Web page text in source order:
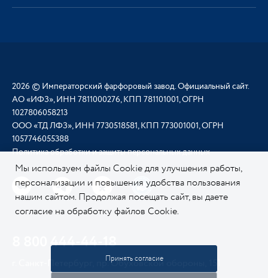
2026 © Императорский фарфоровый завод. Официальный сайт.
АО «ИФЗ», ИНН 7811000276, КПП 781101001, ОГРН
1027806058213
ООО «ТД ЛФЗ», ИНН 7730518581, КПП 773001001, ОГРН
1057746055388
Политика обработки и защиты персональных данных
8 800 444-44-18
г. Санкт-Петербург, пр. Обуховской обороны, 151
Мы используем файлы Cookie для улучшения работы,
персонализации и повышения удобства пользования
нашим сайтом. Продолжая посещать сайт, вы даете
согласие на обработку файлов Cookie.
Принять согласие